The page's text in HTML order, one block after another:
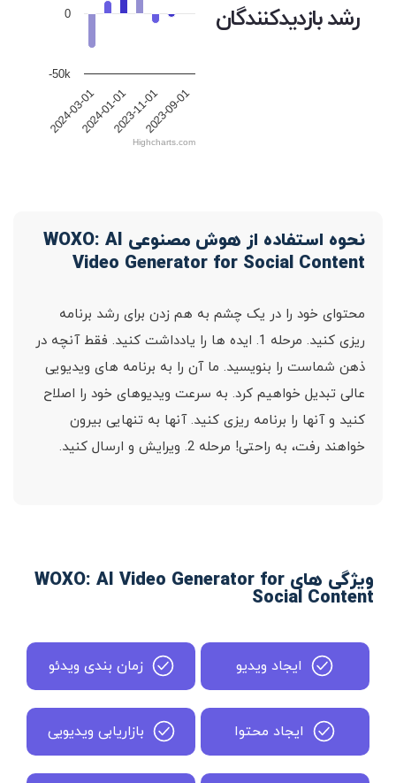
رشد بازدیدکنندگان
2024-03-012024-01-012023-11-012023-09-01
-50k
0
Highcharts.com
نحوه استفاده از هوش مصنوعی WOXO: AI
Video Generator for Social Content
محتوای خود را در یک چشم به هم زدن برای رشد برنامه
ریزی کنید. مرحله 1. ایده ها را یادداشت کنید. فقط آنچه در
ذهن شماست را بنویسید. ما آن را به برنامه های ویدیویی
عالی تبدیل خواهیم کرد. به سرعت ویدیوهای خود را اصلاح
کنید و آنها را برنامه ریزی کنید. آنها به تنهایی بیرون
خواهند رفت، به راحتی! مرحله 2. ویرایش و ارسال کنید.
ویژگی های WOXO: AI Video Generator for
Social Content
ایجاد ویدیو زمان بندی ویدئو
ایجاد محتوا بازاریابی ویدیویی